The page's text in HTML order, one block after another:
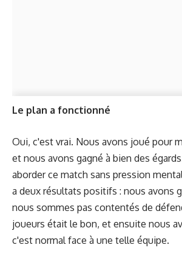
Le plan a fonctionné
Oui, c'est vrai. Nous avons joué pour
et nous avons gagné à bien des
aborder ce match sans pression
a deux résultats positifs : nous avons
nous sommes pas contentés de
joueurs était le bon, et ensuite nous
c'est normal face à une telle équipe.